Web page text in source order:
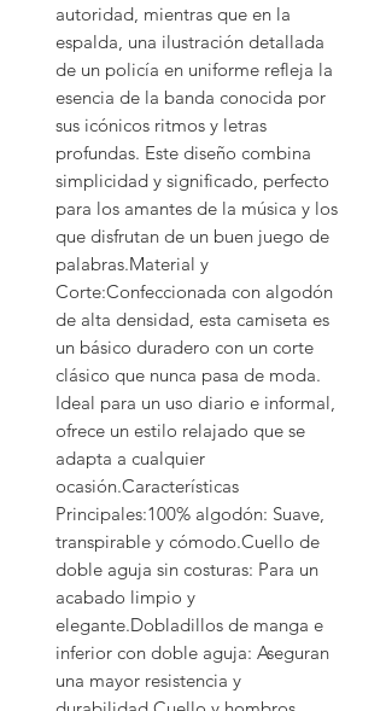
autoridad, mientras que en la
espalda, una ilustración detallada
de un policía en uniforme refleja la
esencia de la banda conocida por
sus icónicos ritmos y letras
profundas. Este diseño combina
simplicidad y significado, perfecto
para los amantes de la música y los
que disfrutan de un buen juego de
palabras.Material y
Corte:Confeccionada con algodón
de alta densidad, esta camiseta es
un básico duradero con un corte
clásico que nunca pasa de moda.
Ideal para un uso diario e informal,
ofrece un estilo relajado que se
adapta a cualquier
ocasión.Características
Principales:100% algodón: Suave,
transpirable y cómodo.Cuello de
doble aguja sin costuras: Para un
acabado limpio y
elegante.Dobladillos de manga e
inferior con doble aguja: Aseguran
una mayor resistencia y